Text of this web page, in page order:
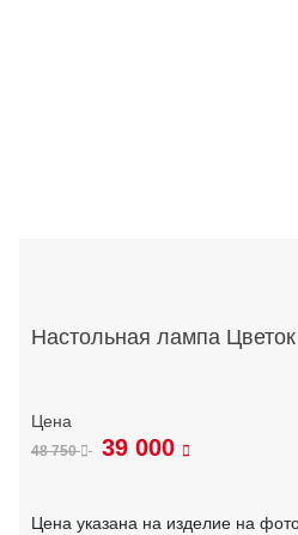
Настольная лампа Цветок
48 750 39 000
Цена указана на изделие на